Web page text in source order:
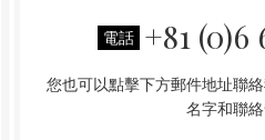
電話 +81 (0)6
您也可以點擊下方郵件地址聯
名字和聯絡